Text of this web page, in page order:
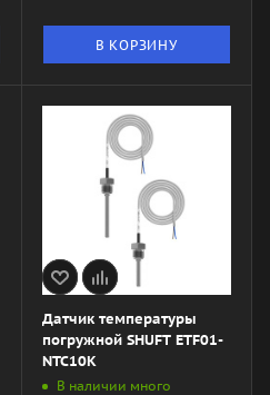
В КОРЗИНУ
Датчик температуры
погружной SHUFT ETF01-
NTC10K
В наличии много